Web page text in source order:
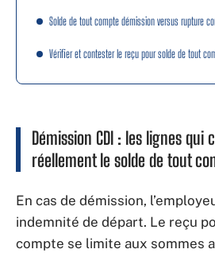
Solde de tout compte démission versus rupture
Vérifier et contester le reçu pour solde de tout
Démission CDI : les lignes qui
réellement le solde de tout
En cas de démission,
indemnité de départ. Le reçu
compte se limite aux sommes